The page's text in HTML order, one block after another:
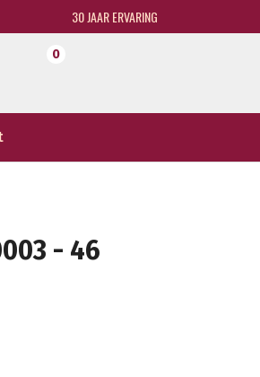
30 JAAR ERVARING
0
- 46